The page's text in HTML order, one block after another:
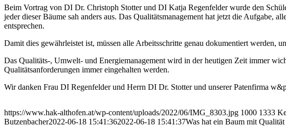
Beim Vortrag von DI Dr. Christoph Stotter und DI Katja Regenfelder wurde den
jeder dieser Bäume sah anders aus. Das Qualitätsmanagement hat jetzt die Aufgabe,
entsprechen.
Damit dies gewährleistet ist, müssen alle Arbeitsschritte genau dokumentiert
Das Qualitäts-, Umwelt- und Energiemanagement wird in der heutigen Zeit immer
Qualitätsanforderungen immer eingehalten werden.
Wir danken Frau DI Regenfelder und Herrn DI Dr. Stotter und unserer Patenfirma
https://www.hak-althofen.at/wp-content/uploads/2022/06/IMG_8303.jpg 1000 1333
Butzenbacher2022-06-18 15:41:362022-06-18 15:41:37Was hat ein Baum mit Qualität